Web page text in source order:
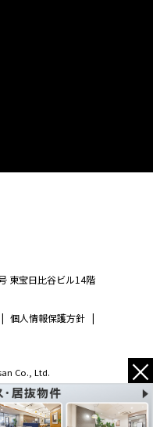
| 個人情報保護方針 |
東宝日比谷ビル14階
Co., Ltd. ×